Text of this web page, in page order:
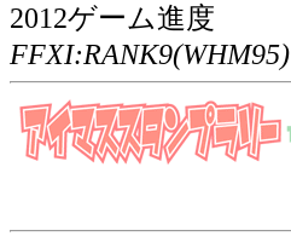
2012ゲーム進度
FFXI:RANK9(WHM95)